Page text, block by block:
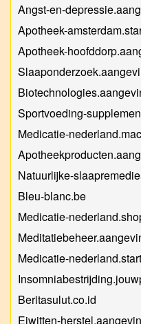
Angst-en-
Apotheek-
Apotheek-
Sportvoeding-
Medicatie-
Natuurlijke-
Bleu-blanc.be
Medicatie-
Medicatie-
Beritasulut.co.id
Eiwitten-